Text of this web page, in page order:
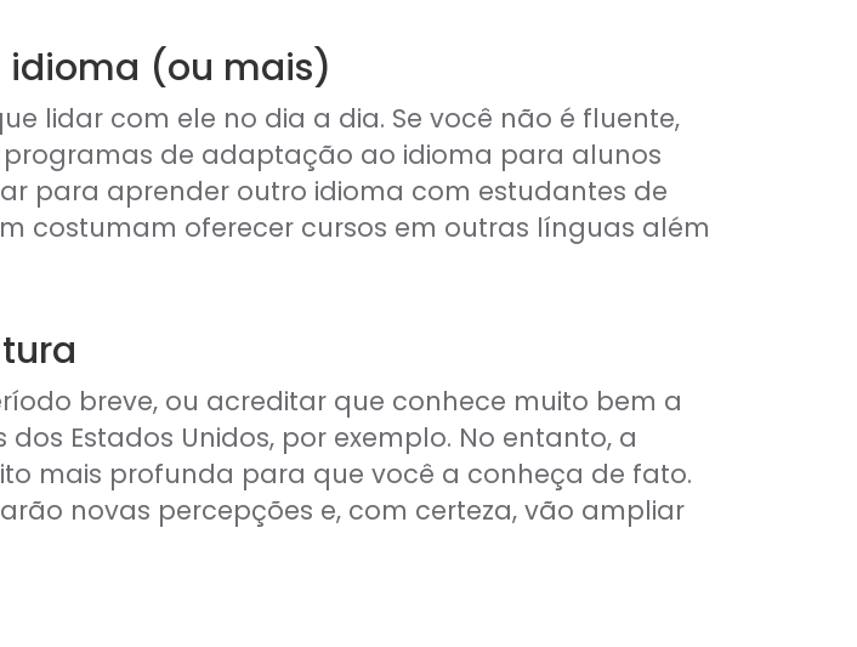
idioma (ou mais)
lidar com ele no dia a dia. Se você não é fluente,
de adaptação ao idioma para alunos
para aprender outro idioma com estudantes de
costumam oferecer cursos em outras línguas além
breve, ou acreditar que conhece muito bem a
Estados Unidos, por exemplo. No entanto, a
mais profunda para que você a conheça de fato.
novas percepções e, com certeza, vão ampliar